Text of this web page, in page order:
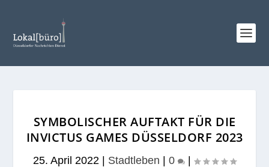
SYMBOLISCHER AUFTAKT FÜR DIE
INVICTUS GAMES DÜSSELDORF 2023
25. April 2022 Stadtleben 0